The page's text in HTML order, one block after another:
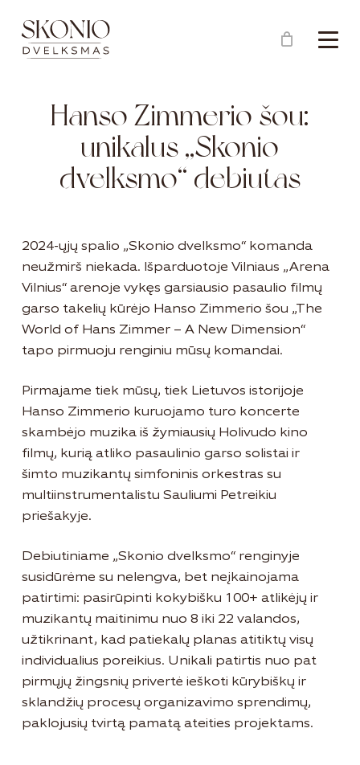
Menu
Krepšelis Close
Cart
Hanso Zimmerio šou:
unikalus „Skonio
dvelksmo“ debiutas
2024-ųjų spalio „Skonio dvelksmo“ komanda
neužmirš niekada. Išparduotoje Vilniaus „Arena
Vilnius“ arenoje vykęs garsiausio pasaulio filmų
garso takelių kūrėjo Hanso Zimmerio šou „The
World of Hans Zimmer – A New Dimension“
tapo pirmuoju renginiu mūsų komandai.
Pirmajame tiek mūsų, tiek Lietuvos istorijoje
Hanso Zimmerio kuruojamo turo koncerte
skambėjo muzika iš žymiausių Holivudo kino
filmų, kurią atliko pasaulinio garso solistai ir
šimto muzikantų simfoninis orkestras su
multiinstrumentalistu Sauliumi Petreikiu
priešakyje.
Debiutiniame „Skonio dvelksmo“ renginyje
susidūrėme su nelengva, bet neįkainojama
patirtimi: pasirūpinti kokybišku 100+ atlikėjų ir
muzikantų maitinimu nuo 8 iki 22 valandos,
užtikrinant, kad patiekalų planas atitiktų visų
individualius poreikius. Unikali patirtis nuo pat
pirmųjų žingsnių privertė ieškoti kūrybiškų ir
sklandžių procesų organizavimo sprendimų,
paklojusių tvirtą pamatą ateities projektams.